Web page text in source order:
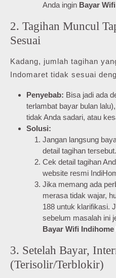
Anda ingin Bayar
2. Tagihan Muncul
Sesuai
Kadang, jumlah tagihan
Indomaret tidak sesuai
Penyebab: Bisa jadi ada
terlambat bayar bulan
tidak Anda sadari, atau
Solusi:
Jangan langsung
detail tagihan tersebut.
Cek detail tagihan
website resmi
Jika memang ada
merasa tidak wajar,
188 untuk klarifikasi.
sebelum masalah ini
Bayar Wifi
3. Setelah Bayar,
(Terisolir/Terblokir)